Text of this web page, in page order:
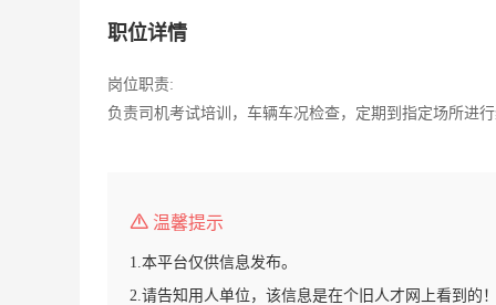
职位详情
岗位职责:
负责司机考试培训，车辆车况检查，定期到指定场所进
温馨提示
1.本平台仅供信息发布。
2.请告知用人单位，该信息是在个旧人才网上看到的